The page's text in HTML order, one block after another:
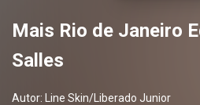
Mais Rio de Janeiro
Salles
Autor:
Line Skin/Liberado Junior